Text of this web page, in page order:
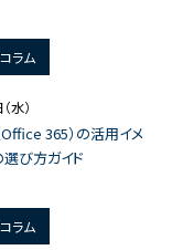
ラム
水）
365）の活用イメ
選び方ガイド
ラム